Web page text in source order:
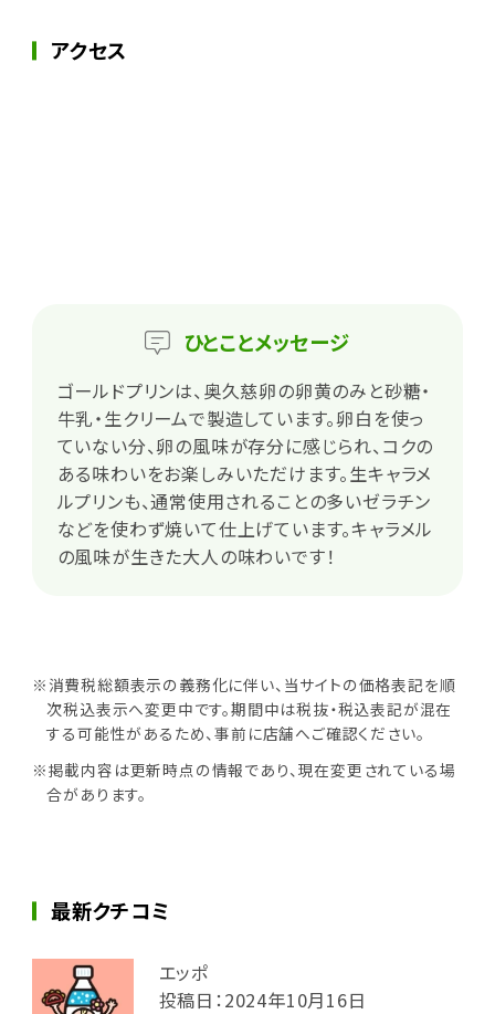
アクセス
ひとことメッセージ
ゴールドプリンは、奥久慈卵の卵黄のみと砂糖・
牛乳・生クリームで製造しています。卵白を使っ
ていない分、卵の風味が存分に感じられ、コクの
ある味わいをお楽しみいただけます。生キャラメ
ルプリンも、通常使用されることの多いゼラチン
などを使わず焼いて仕上げています。キャラメル
の風味が生きた大人の味わいです！
※消費税総額表示の義務化に伴い、当サイトの価格表記を順
次税込表示へ変更中です。期間中は税抜・税込表記が混在
する可能性があるため、事前に店舗へご確認ください。
※掲載内容は更新時点の情報であり、現在変更されている場
合があります。
最新クチコミ
エッポ
投稿日：2024年10月16日